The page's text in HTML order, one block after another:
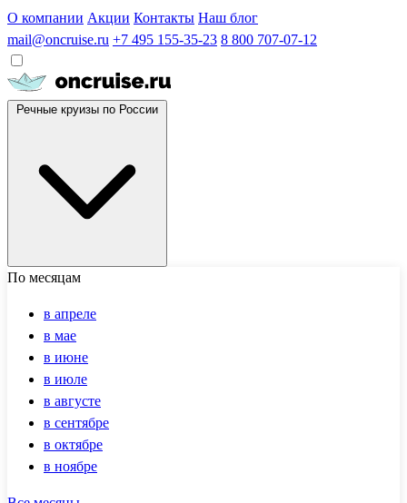
О компании Акции Контакты Наш блог
mail@oncruise.ru +7 495 155-35-23 8 800 707-07-12
По месяцам
в апреле
в мае
в июне
в июле
в августе
в сентябре
в октябре
в ноябре